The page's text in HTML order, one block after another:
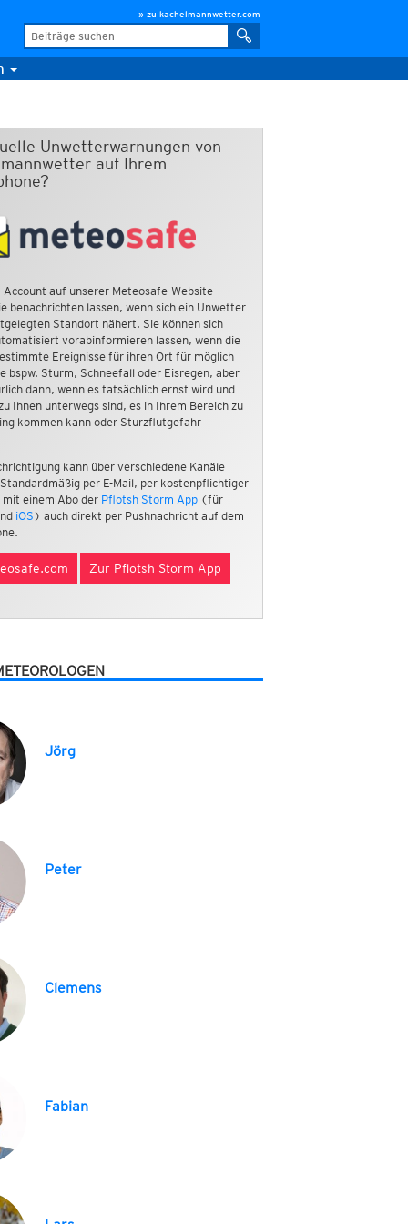
» zu kachelmannwetter.com
Unwetterwarnungen von
auf Ihrem
Account auf unserer Meteosafe-Website
benachrichten lassen, wenn sich ein Unwetter
Standort nähert. Sie können sich
vorabinformieren lassen, wenn die
Ereignisse für ihren Ort für möglich
bspw. Sturm, Schneefall oder Eisregen, aber
dann, wenn es tatsächlich ernst wird und
Ihnen unterwegs sind, es in Ihrem Bereich zu
kommen kann oder Sturzflutgefahr
kann über verschiedene Kanäle
per E-Mail, per kostenpflichtiger
mit einem Abo der Pflotsh Storm App(für
iOS ) auch direkt per Pushnachricht auf dem
Zur Pflotsh Storm App
Jörg
Peter
Clemens
Fabian